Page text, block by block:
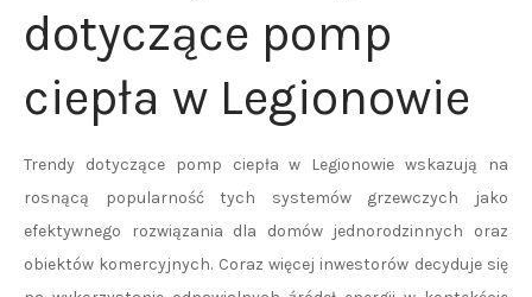
dotyczące pomp
ciepła w Legionowie
Trendy dotyczące pomp ciepła w Legionowie wskazują na
rosnącą popularność tych systemów grzewczych jako
efektywnego rozwiązania dla domów jednorodzinnych oraz
obiektów komercyjnych. Coraz więcej inwestorów decyduje się